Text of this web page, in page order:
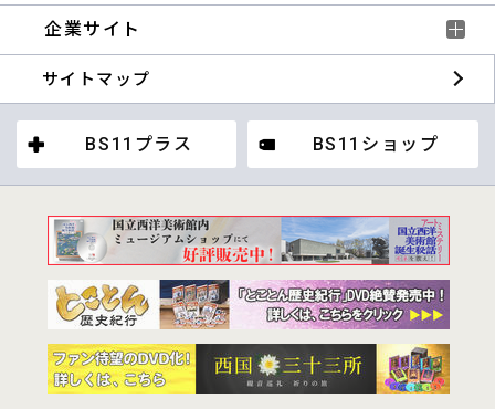
企業サイト
サイトマップ
BS11プラス BS11ショップ